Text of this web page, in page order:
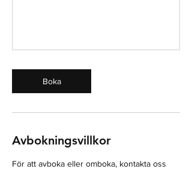
Boka
Avbokningsvillkor
För att avboka eller omboka, kontakta oss